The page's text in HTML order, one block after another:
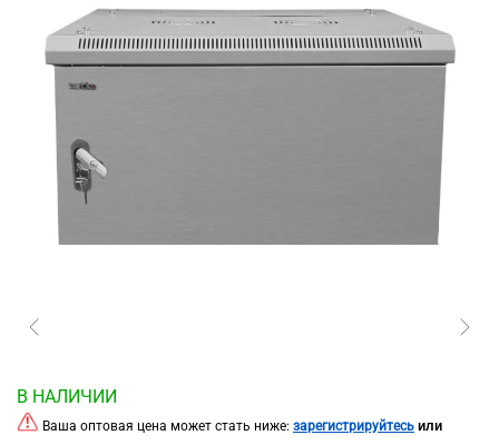
В НАЛИЧИИ
Ваша оптовая цена может стать ниже: зарегистрируйтесь или